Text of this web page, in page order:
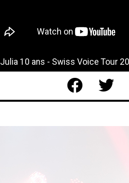
Julia 10 ans - Swiss Voice Tour